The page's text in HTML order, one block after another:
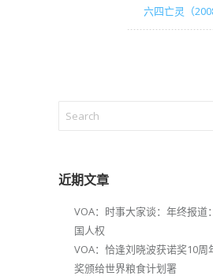
六四亡灵（
近期文章
VOA：时事大家谈：年终报道
国人权
VOA：恰逢刘晓波获诺奖10周
奖颁给世界粮食计划署